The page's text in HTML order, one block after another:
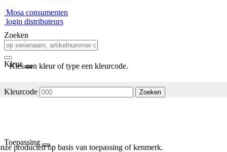
Mosa consumenten
login distributeurs
Zoeken
Kleur
Kies een kleur of type een kleurcode.
Kleurcode Zoeken
Toepassing
producten op basis van toepassing of kenmerk.